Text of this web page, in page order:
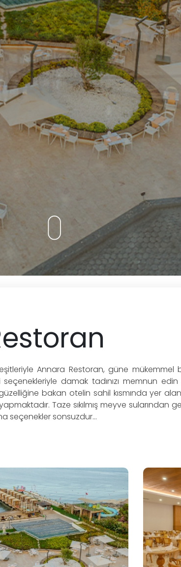
Annara Restoran, güne mükemmel
damak tadınızı memnun edin
güzelliğine bakan otelin sahil kısmında yer
Taze sıkılmış meyve sularından
seçenekler sonsuzdur...